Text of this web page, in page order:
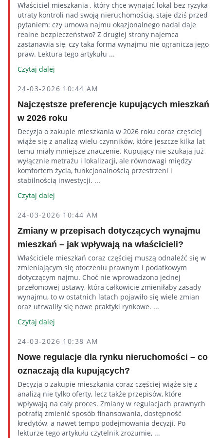
Właściciel mieszkania , który chce wynająć lokal bez ryzyka
utraty kontroli nad swoją nieruchomością, staje dziś przed
pytaniem: czy umowa najmu okazjonalnego nadal daje
realne bezpieczeństwo? Z drugiej strony najemca
zastanawia się, czy taka forma wynajmu nie ogranicza jego
praw. Lektura tego artykułu ...
Czytaj dalej
24-03-2026 10:44 AM
Najczęstsze preferencje kupujących mieszkań
w 2026 roku
Decyzja o zakupie mieszkania w 2026 roku coraz częściej
wiąże się z analizą wielu czynników, które jeszcze kilka lat
temu miały mniejsze znaczenie. Kupujący nie szukają już
wyłącznie metrażu i lokalizacji, ale równowagi między
komfortem życia, funkcjonalnością przestrzeni i
stabilnością inwestycji. ...
Czytaj dalej
24-03-2026 10:44 AM
Zmiany w przepisach dotyczących wynajmu
mieszkań – jak wpływają na właścicieli?
Właściciele mieszkań coraz częściej muszą odnaleźć się w
zmieniającym się otoczeniu prawnym i podatkowym
dotyczącym najmu. Choć nie wprowadzono jednej
przełomowej ustawy, która całkowicie zmieniłaby zasady
wynajmu, to w ostatnich latach pojawiło się wiele zmian
oraz utrwaliły się nowe praktyki rynkowe. ...
Czytaj dalej
24-03-2026 10:38 AM
Nowe regulacje dla rynku nieruchomości – co
oznaczają dla kupujących?
Decyzja o zakupie mieszkania coraz częściej wiąże się z
analizą nie tylko oferty, lecz także przepisów, które
wpływają na cały proces. Zmiany w regulacjach prawnych
potrafią zmienić sposób finansowania, dostępność
kredytów, a nawet tempo podejmowania decyzji. Po
lekturze tego artykułu czytelnik zrozumie, ...